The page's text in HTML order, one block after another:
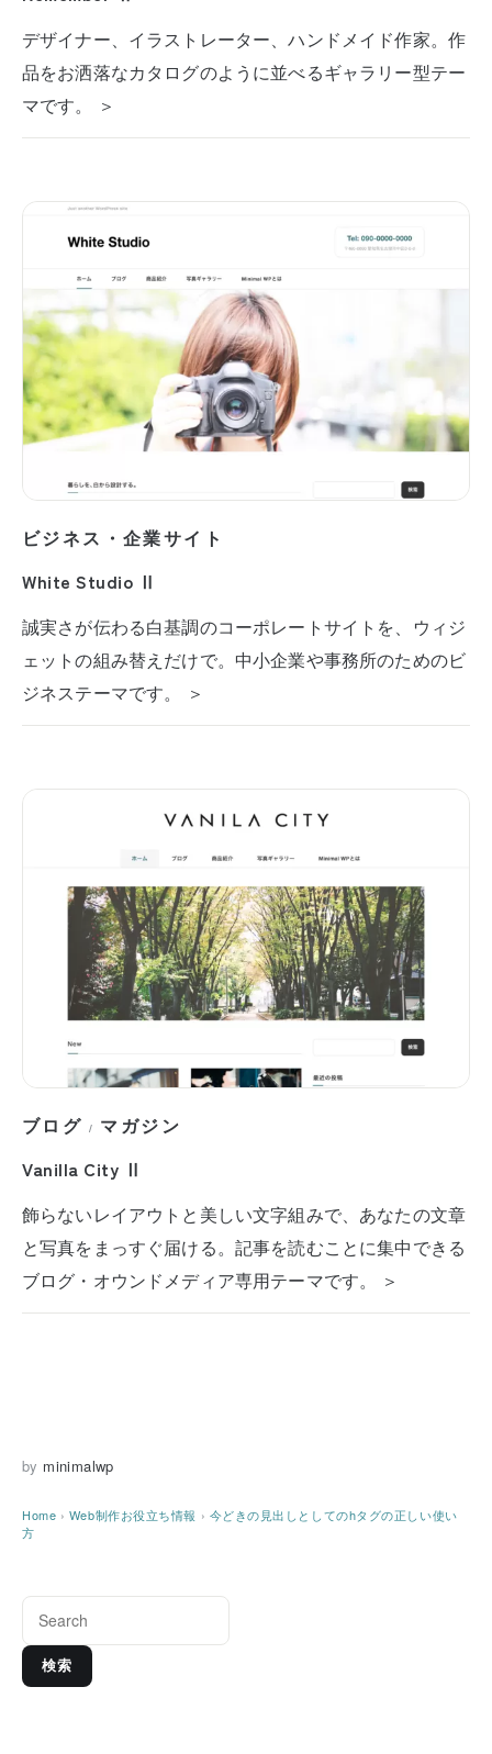
デザイナー、イラストレーター、ハンドメイド作家。作
品をお洒落なカタログのように並べるギャラリー型テー
マです。 ＞
ビジネス・企業サイト
White Studio Ⅱ
誠実さが伝わる白基調のコーポレートサイトを、ウィジ
ェットの組み替えだけで。中小企業や事務所のためのビ
ジネステーマです。 ＞
ブログ / マガジン
Vanilla City Ⅱ
飾らないレイアウトと美しい文字組みで、あなたの文章
と写真をまっすぐ届ける。記事を読むことに集中できる
ブログ・オウンドメディア専用テーマです。 ＞
by minimalwp
Home › Web制作お役立ち情報 › 今どきの見出しとしてのhタグの正しい使い
方
検索